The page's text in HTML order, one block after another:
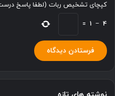
کپچای تشخیص ربات (لطفا پاسخ درست
4
−
1
=